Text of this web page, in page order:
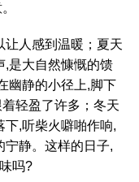
让人感到温暖；夏天
,是大自然慷慨的馈
幽静的小径上,脚下
轻盈了许多；冬天
下,听柴火噼啪作响,
宁静。这样的日子,
吗?